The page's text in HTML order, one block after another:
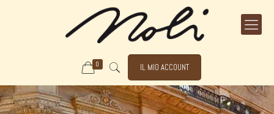
0 IL MIO ACCOUNT